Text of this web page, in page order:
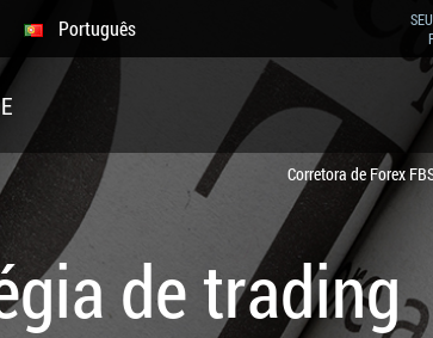
Português
Corretora de Forex
de trading